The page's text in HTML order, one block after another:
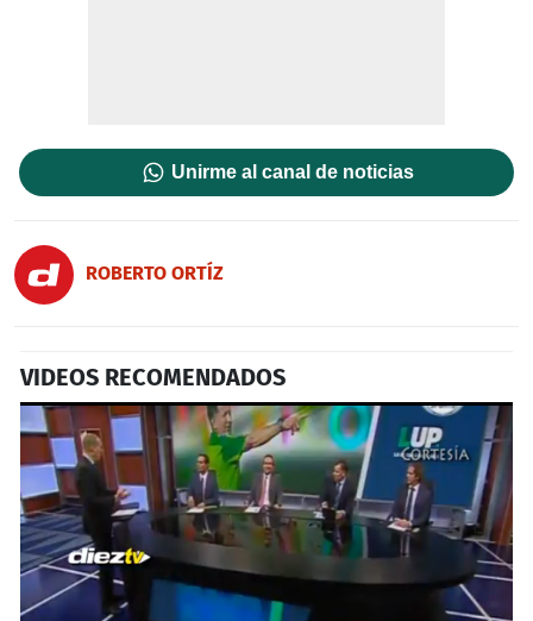
Unirme al canal de noticias
ROBERTO ORTÍZ
VIDEOS RECOMENDADOS